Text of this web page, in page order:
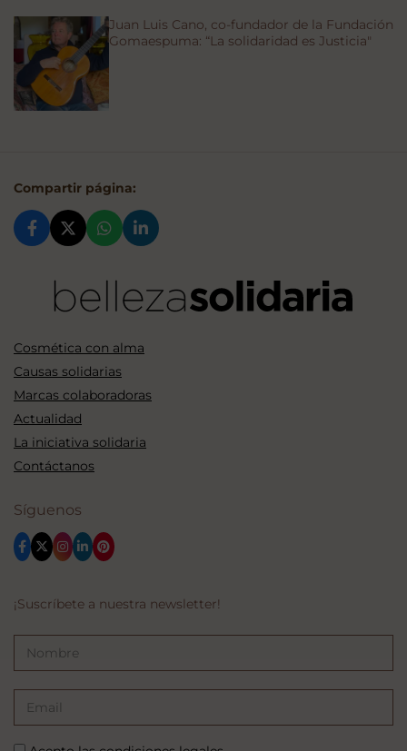
Juan Luis Cano, co-fundador de la Fundación
Gomaespuma: “La solidaridad es Justicia"
Compartir página:
Cosmética con alma
Causas solidarias
Marcas colaboradoras
Actualidad
La iniciativa solidaria
Contáctanos
Síguenos
¡Suscríbete a nuestra newsletter!